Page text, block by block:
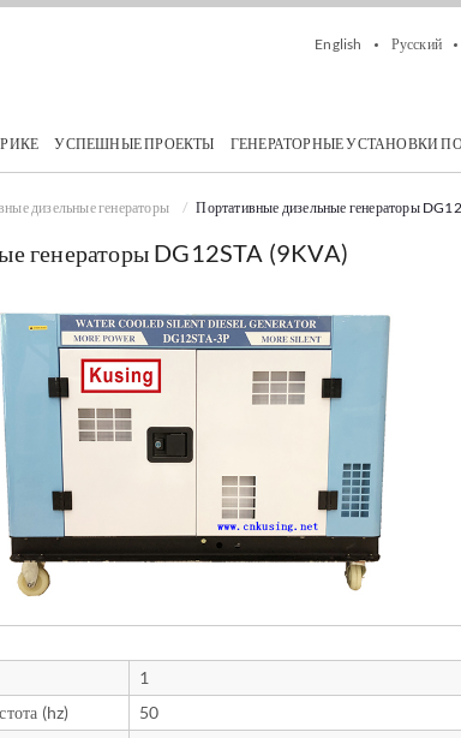
English Русский
УСПЕШНЫЕ ПРОЕКТЫ ГЕНЕРАТОРНЫЕ УСТАНОВКИ
дизельные генераторы Портативные дизельные генераторы
генераторы DG12STA (9KVA)
1
(hz)
50